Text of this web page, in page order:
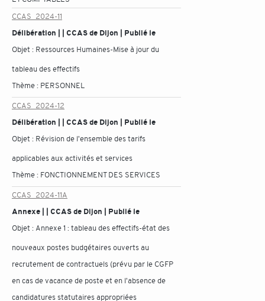
CCAS_2024-11
Délibération | | CCAS de Dijon | Publié le
Objet : Ressources Humaines-Mise à jour du
tableau des effectifs
Thème : PERSONNEL
CCAS_2024-12
Délibération | | CCAS de Dijon | Publié le
Objet : Révision de l'ensemble des tarifs
applicables aux activités et services
Thème : FONCTIONNEMENT DES SERVICES
CCAS_2024-11A
Annexe | | CCAS de Dijon | Publié le
Objet : Annexe 1 : tableau des effectifs-état des
nouveaux postes budgétaires ouverts au
recrutement de contractuels (prévu par le CGFP
en cas de vacance de poste et en l'absence de
candidatures statutaires appropriées